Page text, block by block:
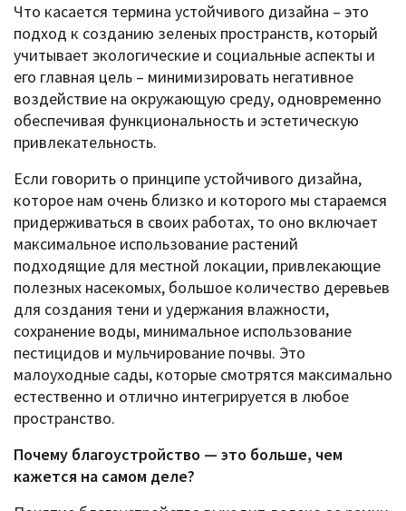
Что касается термина устойчивого дизайна – это
подход к созданию зеленых пространств, который
учитывает экологические и социальные аспекты и
его главная цель – минимизировать негативное
воздействие на окружающую среду, одновременно
обеспечивая функциональность и эстетическую
привлекательность.
Если говорить о принципе устойчивого дизайна,
которое нам очень близко и которого мы стараемся
придерживаться в своих работах, то оно включает
максимальное использование растений
подходящие для местной локации, привлекающие
полезных насекомых, большое количество деревьев
для создания тени и удержания влажности,
сохранение воды, минимальное использование
пестицидов и мульчирование почвы. Это
малоуходные сады, которые смотрятся максимально
естественно и отлично интегрируется в любое
пространство.
Почему благоустройство — это больше, чем
кажется на самом деле?